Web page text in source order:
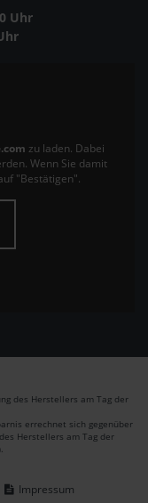
Uhr
zu laden. Dabei
Wenn Sie damit
"Bestätigen".
des Herstellers am Tag der
errechnet sich gegenüber
Herstellers am Tag der
Impressum